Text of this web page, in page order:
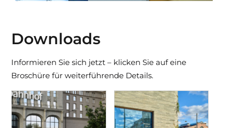
Downloads
Informieren Sie sich jetzt – klicken Sie auf eine
Broschüre für weiterführende Details.